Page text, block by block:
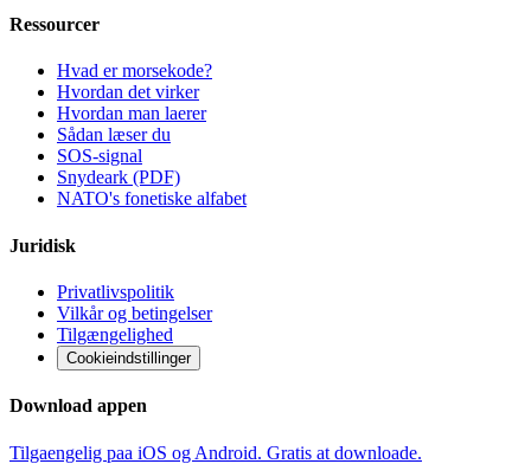
Ressourcer
Hvad er morsekode?
Hvordan det virker
Hvordan man laerer
Sådan læser du
SOS-signal
Snydeark (PDF)
NATO's fonetiske alfabet
Juridisk
Privatlivspolitik
Vilkår og betingelser
Tilgængelighed
Cookieindstillinger
Download appen
Tilgaengelig paa iOS og Android. Gratis at downloade.